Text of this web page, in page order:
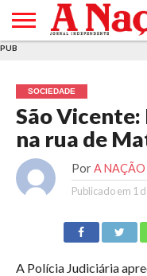
E DE
COOKIES
DE
UTILIZAÇÃO
PUB
SOCIEDADE
São Vicente:
na rua de
Por A NAÇÃO
Publicado em 1
A Polícia Judiciária